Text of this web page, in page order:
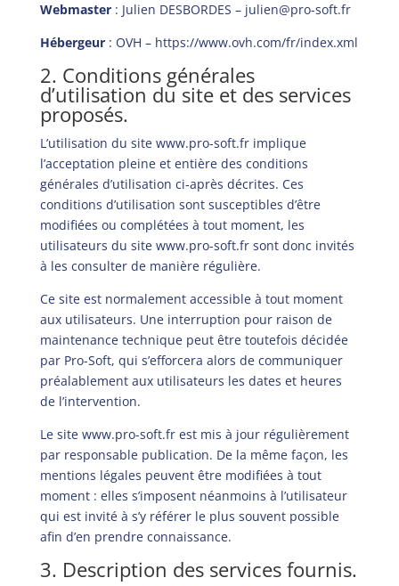
Webmaster: Julien DESBORDES – julien@pro-soft.fr
Hébergeur: OVH – https://www.ovh.com/fr/index.xml
2. Conditions générales
d’utilisation du site et des services
proposés.
L’utilisation du site www.pro-soft.frimplique
l’acceptation pleine et entière des conditions
générales d’utilisation ci-après décrites. Ces
conditions d’utilisation sont susceptibles d’être
modifiées ou complétées à tout moment, les
utilisateurs du site www.pro-soft.frsont donc invités
à les consulter de manière régulière.
Ce site est normalement accessible à tout moment
aux utilisateurs. Une interruption pour raison de
maintenance technique peut être toutefois décidée
par Pro-Soft, qui s’efforcera alors de communiquer
préalablement aux utilisateurs les dates et heures
de l’intervention.
Le site www.pro-soft.frest mis à jour régulièrement
par responsable publication. De la même façon, les
mentions légales peuvent être modifiées à tout
moment : elles s’imposent néanmoins à l’utilisateur
qui est invité à s’y référer le plus souvent possible
afin d’en prendre connaissance.
3. Description des services fournis.